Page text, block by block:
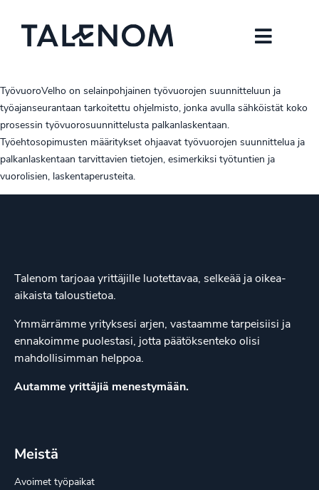
TyövuoroVelho on selainpohjainen työvuorojen suunnitteluun ja
työajanseurantaan tarkoitettu ohjelmisto, jonka avulla sähköistät koko
prosessin työvuorosuunnittelusta palkanlaskentaan.
Työehtosopimusten määritykset ohjaavat työvuorojen suunnittelua ja
palkanlaskentaan tarvittavien tietojen, esimerkiksi työtuntien ja
vuorolisien, laskentaperusteita.
Talenom tarjoaa yrittäjille luotettavaa, selkeää ja oikea-
aikaista taloustietoa.
Ymmärrämme yrityksesi arjen, vastaamme tarpeisiisi ja
ennakoimme puolestasi, jotta päätöksenteko olisi
mahdollisimman helppoa.
Autamme yrittäjiä menestymään.
Meistä
Avoimet työpaikat